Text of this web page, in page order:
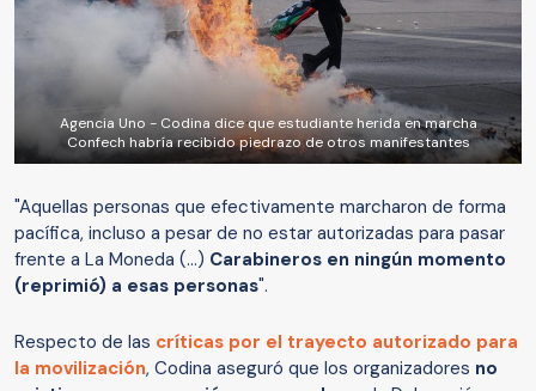
Agencia Uno - Codina dice que estudiante herida en marcha
Confech habría recibido piedrazo de otros manifestantes
"Aquellas personas que efectivamente marcharon de forma
pacífica, incluso a pesar de no estar autorizadas para pasar
frente a La Moneda (...) Carabineros en ningún momento
(reprimió) a esas personas".
Respecto de las críticas por el trayecto autorizado para
la movilización, Codina aseguró que los organizadores no